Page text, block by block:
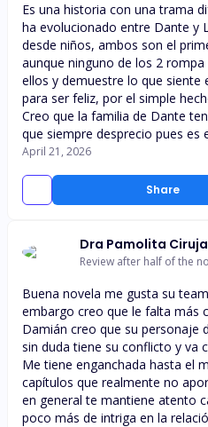
Share
Es una historia con una trama
ha evolucionado entre Dante y
desde niños, ambos son el
aunque ninguno de los 2
ellos y demuestre lo que
para ser feliz, por el simple
Creo que la familia de Dante
que siempre desprecio pues es
April 21, 2026
Dra Pamolita
Review after half of the
Buena novela me gusta su
embargo creo que le falta más
Damián creo que su personaje
sin duda tiene su conflicto y va
Me tiene enganchada hasta el
capítulos que realmente no
en general te mantiene atento
poco más de intriga en la